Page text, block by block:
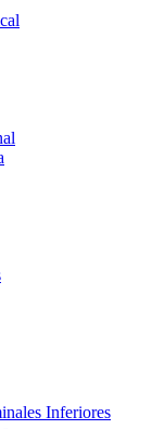
Inferiores